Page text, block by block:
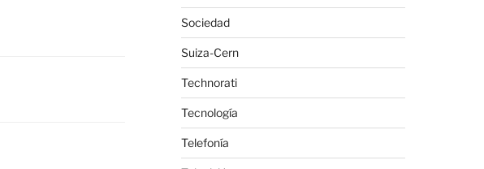
Sociedad
Suiza-Cern
Technorati
Tecnología
Telefonía